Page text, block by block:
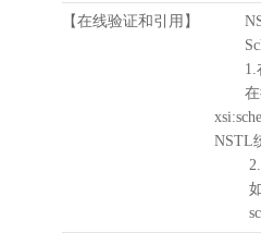
【在线验证和引用】
1.
在待
NSTL
2.
如需